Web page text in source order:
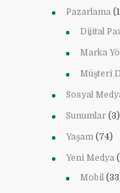
Pazarlama
Dijital
Marka
Müşteri
Sosyal
Sunumlar (3)
Yaşam (74)
Yeni Medya
Mobil